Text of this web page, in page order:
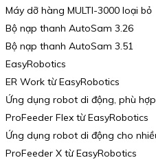
Máy dỡ hàng MULTI-3000 loại bỏ
Bộ nạp thanh AutoSam 3.26
Bộ nạp thanh AutoSam 3.51
EasyRobotics
ER Work từ EasyRobotics
Ứng dụng robot di động, phù
ProFeeder Flex từ EasyRobotics
Ứng dụng robot di động cho
ProFeeder X từ EasyRobotics